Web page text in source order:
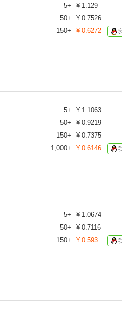
48.7Ω
49.9Ω
51Ω
63.4Ω
68Ω
73.2Ω
82.5Ω
102Ω
105Ω
110Ω
5+ ¥ 1.129
50+ ¥ 0.7526
150+ ¥ 0.6272
5+ ¥ 1.1063
50+ ¥ 0.9219
150+ ¥ 0.7375
1,000+ ¥ 0.6146
5+ ¥ 1.0674
50+ ¥ 0.7116
150+ ¥ 0.593